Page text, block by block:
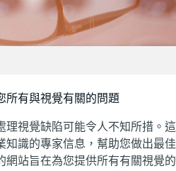
所有與視覺有關的問題
理視覺缺陷可能令人不知所措。這
知識的專家信息，幫助您做出最佳
網站旨在為您提供所有有關視覺的